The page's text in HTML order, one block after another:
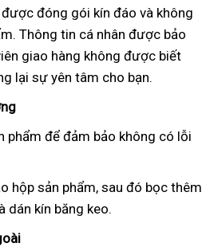
đóng gói kín đáo và không
Thông tin cá nhân được bảo
giao hàng không được biết
lại sự yên tâm cho bạn.
phẩm để đảm bảo không có lỗi
hộp sản phẩm, sau đó bọc thêm
dán kín băng keo.